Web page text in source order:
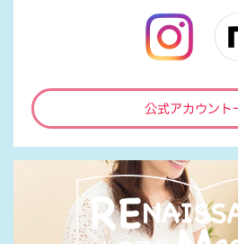
公式アカウント